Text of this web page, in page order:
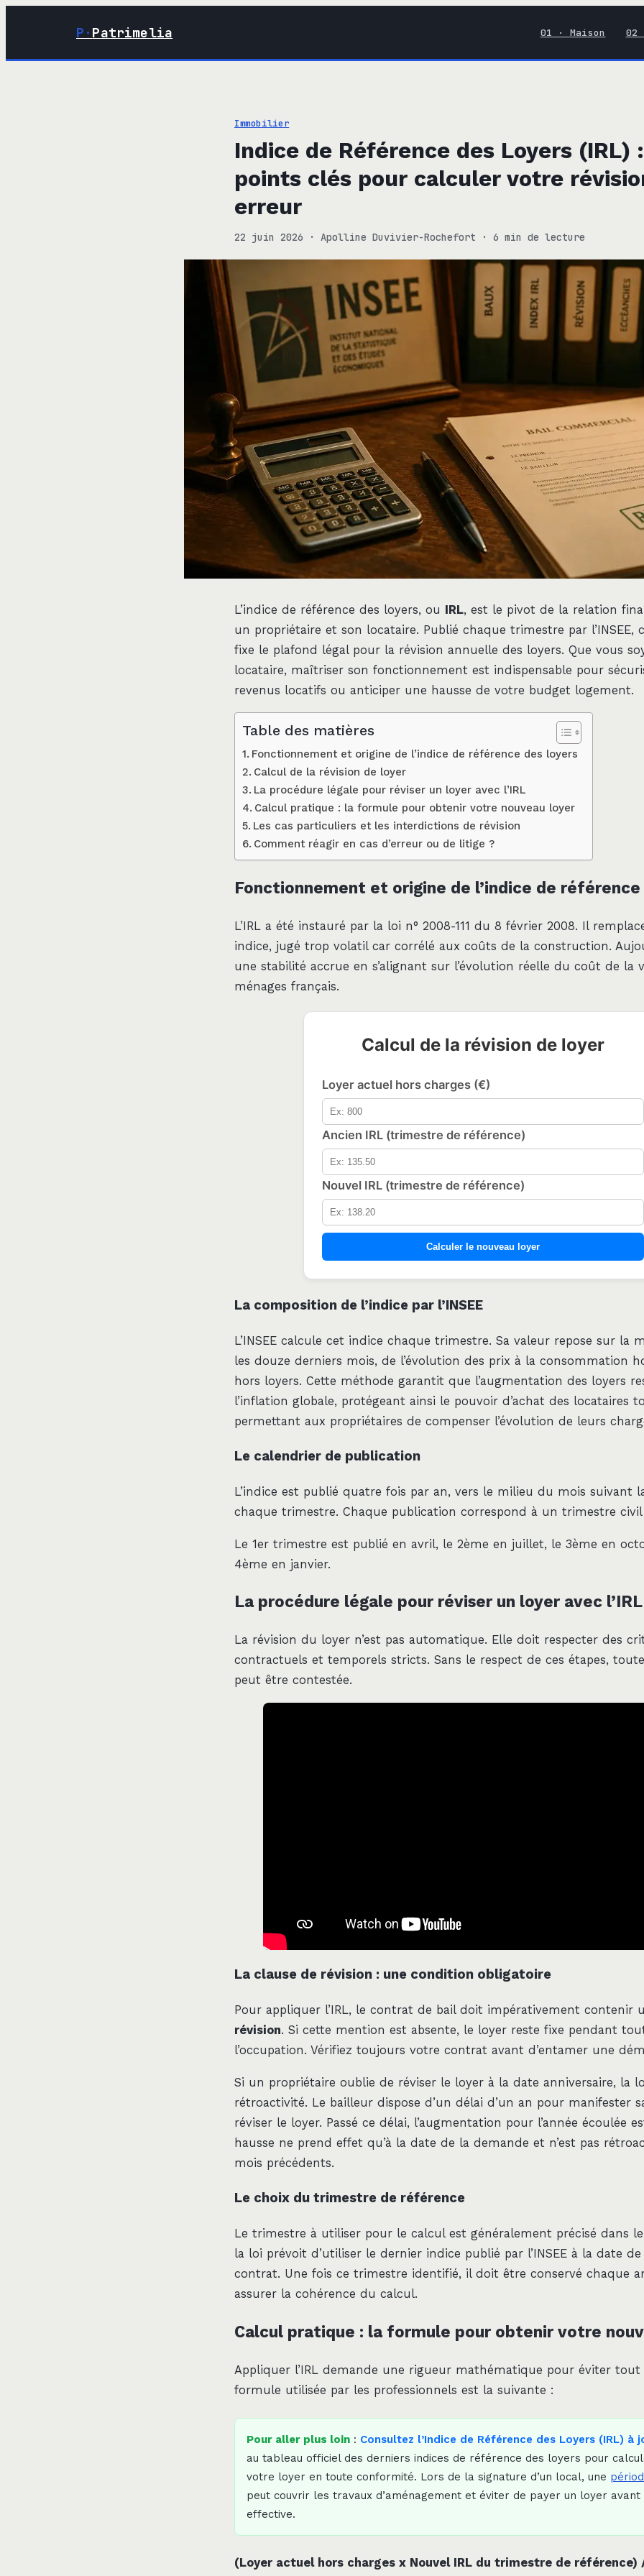
P· Patrimelia 01 · Maison 02
Immobilier
Indice de Référence des Loyers (IRL)
points clés pour calculer votre
erreur
22 juin 2026 · Apolline Duvivier-Rochefort · 6 min de lecture
L’indice de référence des loyers, ou IRL, est le pivot de la relation
un propriétaire et son locataire. Publié chaque trimestre par l’INSEE,
fixe le plafond légal pour la révision annuelle des loyers. Que vous
locataire, maîtriser son fonctionnement est indispensable pour
revenus locatifs ou anticiper une hausse de votre budget logement.
Table des matières
Fonctionnement et origine de l’indice de référence des loyers
Calcul de la révision de loyer
La procédure légale pour réviser un loyer avec l’IRL
Calcul pratique : la formule pour obtenir votre nouveau loyer
Les cas particuliers et les interdictions de révision
Comment réagir en cas d’erreur ou de litige ?
Fonctionnement et origine de l’indice de référence
L’IRL a été instauré par la loi n° 2008-111 du 8 février 2008. Il
indice, jugé trop volatil car corrélé aux coûts de la construction.
une stabilité accrue en s’alignant sur l’évolution réelle du coût de la
ménages français.
Calcul de la révision de loyer
Loyer actuel hors charges (€)
Ancien IRL (trimestre de référence)
Nouvel IRL (trimestre de référence)
Calculer le nouveau loyer
La composition de l’indice par l’INSEE
L’INSEE calcule cet indice chaque trimestre. Sa valeur repose sur la
les douze derniers mois, de l’évolution des prix à la consommation
hors loyers. Cette méthode garantit que l’augmentation des loyers
l’inflation globale, protégeant ainsi le pouvoir d’achat des locataires
permettant aux propriétaires de compenser l’évolution de leurs
Le calendrier de publication
L’indice est publié quatre fois par an, vers le milieu du mois suivant
chaque trimestre. Chaque publication correspond à un trimestre civil
Le 1er trimestre est publié en avril, le 2ème en juillet, le 3ème en
4ème en janvier.
La procédure légale pour réviser un loyer avec l’IRL
La révision du loyer n’est pas automatique. Elle doit respecter des
contractuels et temporels stricts. Sans le respect de ces étapes,
peut être contestée.
La clause de révision : une condition obligatoire
Pour appliquer l’IRL, le contrat de bail doit impérativement contenir
révision. Si cette mention est absente, le loyer reste fixe pendant
l’occupation. Vérifiez toujours votre contrat avant d’entamer une
Si un propriétaire oublie de réviser le loyer à la date anniversaire, la
rétroactivité. Le bailleur dispose d’un délai d’un an pour manifester
réviser le loyer. Passé ce délai, l’augmentation pour l’année écoulée
hausse ne prend effet qu’à la date de la demande et n’est pas
mois précédents.
Le choix du trimestre de référence
Le trimestre à utiliser pour le calcul est généralement précisé dans
la loi prévoit d’utiliser le dernier indice publié par l’INSEE à la date
contrat. Une fois ce trimestre identifié, il doit être conservé chaque
assurer la cohérence du calcul.
Calcul pratique : la formule pour obtenir votre
Appliquer l’IRL demande une rigueur mathématique pour éviter
formule utilisée par les professionnels est la suivante :
Pour aller plus loin : Consultez l’Indice de Référence des Loyers (IRL) à
au tableau officiel des derniers indices de référence des loyers pour
votre loyer en toute conformité. Lors de la signature d’un local, une
peut couvrir les travaux d’aménagement et éviter de payer un loyer avant
effective.
(Loyer actuel hors charges x Nouvel IRL du trimestre de référence)